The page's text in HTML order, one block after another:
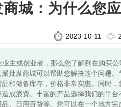
商城：为什么您
2023-10-11
主或创业者，那么您了解到在购买
批发商城可以帮助您解决这个问题
和储备库存，价格非常实惠。同时
成浪费。丰富的产品选择我们的平
、日用百货等。您可以在一个地方完